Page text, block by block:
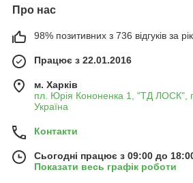
Про нас
98% позитивних з 736 відгуків за рік
Працює з 22.01.2016
м. Харків
пл. Юрія Кононенка 1, "ТД ЛОСК",
Україна
Контакти
Сьогодні працює з 09:00 до
Показати весь графік роботи